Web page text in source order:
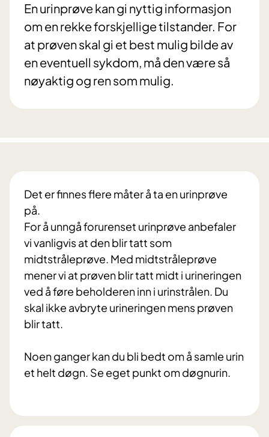
En urinprøve kan gi nyttig informasjon
om en rekke forskjellige tilstander. For
at prøven skal gi et best mulig bilde av
en eventuell sykdom, må den være så
nøyaktig og ren som mulig.
Det er finnes flere måter å ta en urinprøve
på.
For å unngå forurenset urinprøve anbefaler
vi vanligvis at den blir tatt som
midtstråleprøve. Med midtstråleprøve
mener vi at prøven blir tatt midt i urineringen
ved å føre beholderen inn i urinstrålen. Du
skal ikke avbryte urineringen mens prøven
blir tatt.
Noen ganger kan du bli bedt om å samle urin
et helt døgn. Se eget punkt om døgnurin.